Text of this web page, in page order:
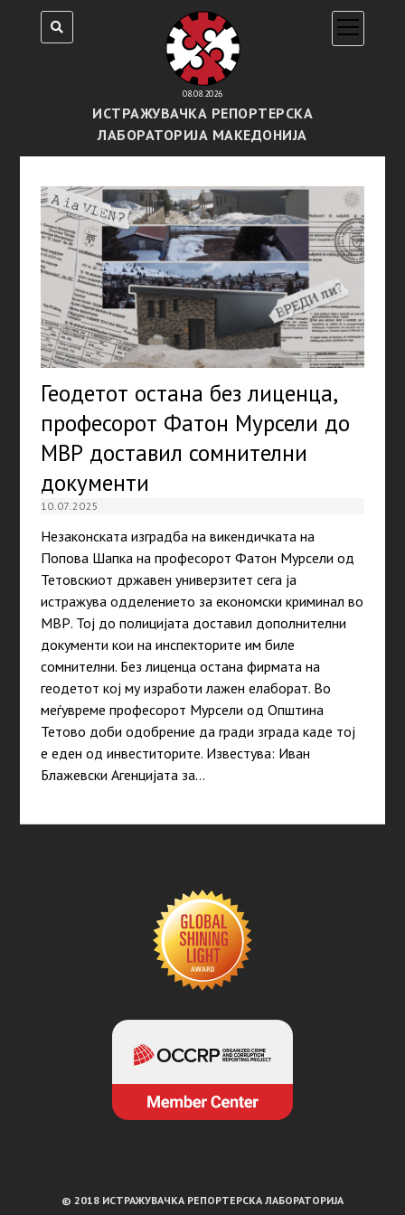
08.08.2026
ИСТРАЖУВАЧКА РЕПОРТЕРСКА
ЛАБОРАТОРИЈА МАКЕДОНИЈА
open
menu
Геодетот остана без лиценца,
професорот Фатон Мурсели до
МВР доставил сомнителни
документи
10.07.2025
Незаконската изградба на викендичката на
Попова Шапка на професорот Фатон Мурсели од
Тетовскиот државен универзитет сега ја
истражува одделението за економски криминал во
МВР. Тој до полицијата доставил дополнителни
документи кои на инспекторите им биле
сомнителни. Без лиценца остана фирмата на
геодетот кој му изработи лажен елаборат. Во
меѓувреме професорот Мурсели од Општина
Тетово доби одобрение да гради зграда каде тој
е еден од инвеститорите. Известува: Иван
Блажевски Агенцијата за…
© 2018 ИСТРАЖУВАЧКА РЕПОРТЕРСКА ЛАБОРАТОРИЈА